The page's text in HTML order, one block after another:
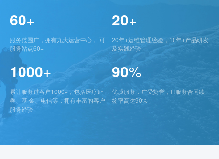
60+
服务范围广，拥有九大运营中心， 可
服务站点60+
20+
20年+运维管理经验，10年+产品研发
及实践经验
1000+
累计服务过客户1000+，包括医疗证
券、基 金、电信等，拥有丰富的客户
服务经验
90%
优质服务，广受赞誉，IT服务合同续
签率高达90%